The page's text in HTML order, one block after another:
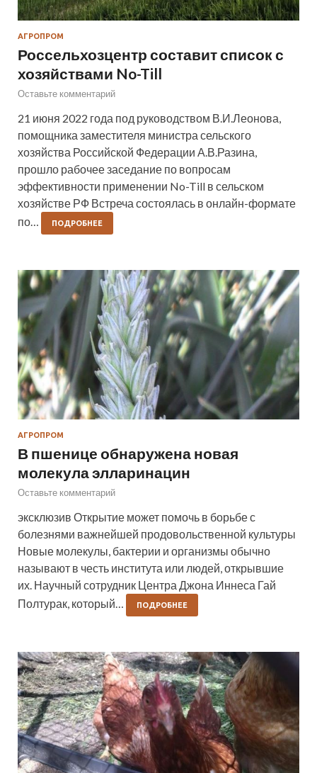
АГРОПРОМ
Россельхозцентр составит список с
хозяйствами No-Till
Оставьте комментарий
21 июня 2022 года под руководством В.И.Леонова,
помощника заместителя министра сельского
хозяйства Российской Федерации А.В.Разина,
прошло рабочее заседание по вопросам
эффективности применении No-Till в сельском
хозяйстве РФ Встреча состоялась в онлайн-формате
по…
ПОДРОБНЕЕ
АГРОПРОМ
В пшенице обнаружена новая
молекула элларинацин
Оставьте комментарий
эксклюзив Открытие может помочь в борьбе с
болезнями важнейшей продовольственной культуры
Новые молекулы, бактерии и организмы обычно
называют в честь института или людей, открывшие
их. Научный сотрудник Центра Джона Иннеса Гай
Полтурак, который…
ПОДРОБНЕЕ